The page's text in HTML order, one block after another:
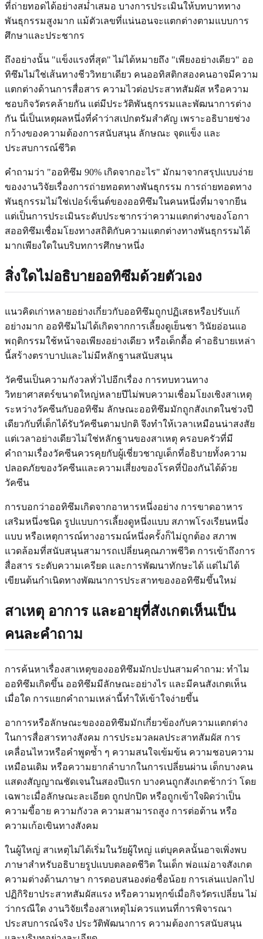
ที่ถ่ายทอดได้อย่างสม่ำเสมอ บางการประเมินให้บทบาททาง
พันธุกรรมสูงมาก แม้ตัวเลขที่แน่นอนจะแตกต่างตามแบบการ
ศึกษาและประชากร
ถึงอย่างนั้น "แข็งแรงที่สุด" ไม่ได้หมายถึง "เพียงอย่างเดียว" ออ
ทิซึมไม่ใช่เส้นทางชีววิทยาเดียว คนออทิสติกสองคนอาจมีความ
แตกต่างด้านการสื่อสาร ความไวต่อประสาทสัมผัส หรือความ
ชอบกิจวัตรคล้ายกัน แต่มีประวัติพันธุกรรมและพัฒนาการต่าง
กัน นี่เป็นเหตุผลหนึ่งที่คำว่าสเปกตรัมสำคัญ เพราะอธิบายช่วง
กว้างของความต้องการสนับสนุน ลักษณะ จุดแข็ง และ
ประสบการณ์ชีวิต
คำถามว่า "ออทิซึม 90% เกิดจากอะไร" มักมาจากสรุปแบบง่าย
ของงานวิจัยเรื่องการถ่ายทอดทางพันธุกรรม การถ่ายทอดทาง
พันธุกรรมไม่ใช่เปอร์เซ็นต์ของออทิซึมในคนหนึ่งที่มาจากยีน
แต่เป็นการประเมินระดับประชากรว่าความแตกต่างของโอกา
สออทิซึมเชื่อมโยงทางสถิติกับความแตกต่างทางพันธุกรรมได้
มากเพียงใดในบริบทการศึกษาหนึ่ง
สิ่งใดไม่อธิบายออทิซึมด้วยตัวเอง
แนวคิดเก่าหลายอย่างเกี่ยวกับออทิซึมถูกปฏิเสธหรือปรับแก้
อย่างมาก ออทิซึมไม่ได้เกิดจากการเลี้ยงดูเย็นชา วินัยอ่อนแอ
พฤติกรรมใช้หน้าจอเพียงอย่างเดียว หรือเด็กดื้อ คำอธิบายเหล่า
นี้สร้างตราบาปและไม่มีหลักฐานสนับสนุน
วัคซีนเป็นความกังวลทั่วไปอีกเรื่อง การทบทวนทาง
วิทยาศาสตร์ขนาดใหญ่หลายปีไม่พบความเชื่อมโยงเชิงสาเหตุ
ระหว่างวัคซีนกับออทิซึม ลักษณะออทิซึมมักถูกสังเกตในช่วงปี
เดียวกับที่เด็กได้รับวัคซีนตามปกติ จึงทำให้เวลาเหมือนน่าสงสัย
แต่เวลาอย่างเดียวไม่ใช่หลักฐานของสาเหตุ ครอบครัวที่มี
คำถามเรื่องวัคซีนควรคุยกับผู้เชี่ยวชาญเด็กที่อธิบายทั้งความ
ปลอดภัยของวัคซีนและความเสี่ยงของโรคที่ป้องกันได้ด้วย
วัคซีน
การบอกว่าออทิซึมเกิดจากอาหารหนึ่งอย่าง การขาดอาหาร
เสริมหนึ่งชนิด รูปแบบการเลี้ยงดูหนึ่งแบบ สภาพโรงเรียนหนึ่ง
แบบ หรือเหตุการณ์ทางอารมณ์หนึ่งครั้งก็ไม่ถูกต้อง สภาพ
แวดล้อมที่สนับสนุนสามารถเปลี่ยนคุณภาพชีวิต การเข้าถึงการ
สื่อสาร ระดับความเครียด และการพัฒนาทักษะได้ แต่ไม่ได้
เขียนต้นกำเนิดทางพัฒนาการประสาทของออทิซึมขึ้นใหม่
สาเหตุ อาการ และอายุที่สังเกตเห็นเป็น
คนละคำถาม
การค้นหาเรื่องสาเหตุของออทิซึมมักปะปนสามคำถาม: ทำไม
ออทิซึมเกิดขึ้น ออทิซึมมีลักษณะอย่างไร และมีคนสังเกตเห็น
เมื่อใด การแยกคำถามเหล่านี้ทำให้เข้าใจง่ายขึ้น
อาการหรือลักษณะของออทิซึมมักเกี่ยวข้องกับความแตกต่าง
ในการสื่อสารทางสังคม การประมวลผลประสาทสัมผัส การ
เคลื่อนไหวหรือคำพูดซ้ำ ๆ ความสนใจเข้มข้น ความชอบความ
เหมือนเดิม หรือความยากลำบากในการเปลี่ยนผ่าน เด็กบางคน
แสดงสัญญาณชัดเจนในสองปีแรก บางคนถูกสังเกตช้ากว่า โดย
เฉพาะเมื่อลักษณะละเอียด ถูกปกปิด หรือถูกเข้าใจผิดว่าเป็น
ความขี้อาย ความกังวล ความสามารถสูง การต่อต้าน หรือ
ความเก้อเขินทางสังคม
ในผู้ใหญ่ สาเหตุไม่ได้เริ่มในวัยผู้ใหญ่ แต่บุคคลนั้นอาจเพิ่งพบ
ภาษาสำหรับอธิบายรูปแบบตลอดชีวิต ในเด็ก พ่อแม่อาจสังเกต
ความต่างด้านภาษา การตอบสนองต่อชื่อน้อย การเล่นแปลกไป
ปฏิกิริยาประสาทสัมผัสแรง หรือความทุกข์เมื่อกิจวัตรเปลี่ยน ไม่
ว่ากรณีใด งานวิจัยเรื่องสาเหตุไม่ควรแทนที่การพิจารณา
ประสบการณ์จริง ประวัติพัฒนาการ ความต้องการสนับสนุน